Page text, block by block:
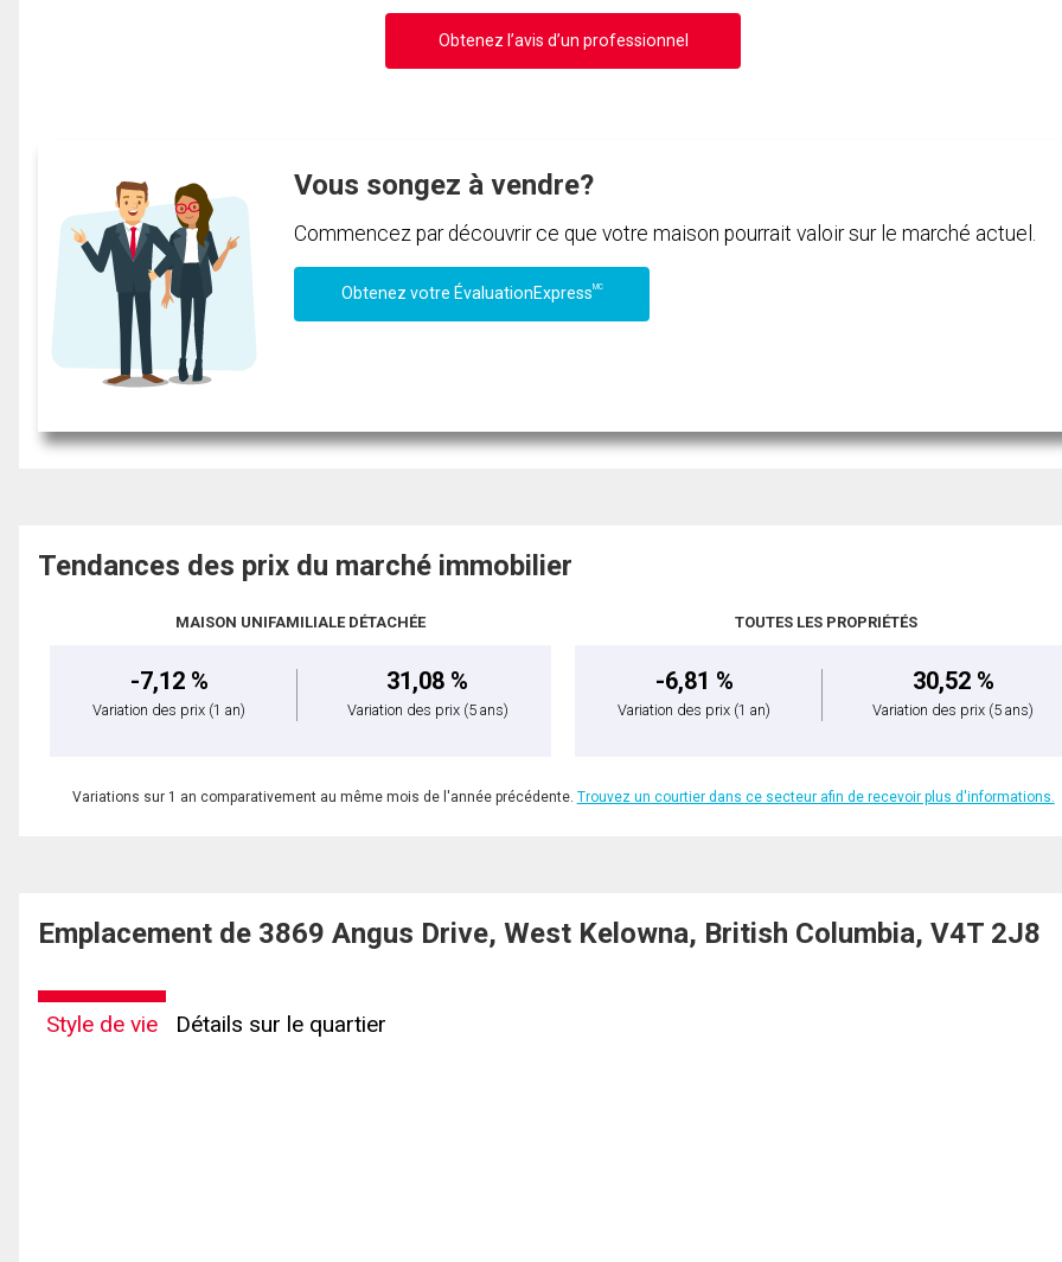
Obtenez l’avis d’un professionnel
Vous songez à vendre?
Commencez par découvrir ce que votre maison pourrait valoir sur le marché actuel.
Obtenez votre ÉvaluationExpressMC
Tendances des prix du marché immobilier
MAISON UNIFAMILIALE DÉTACHÉE
-7,12 %
Variation des prix (1 an)
31,08 %
Variation des prix (5 ans)
TOUTES LES PROPRIÉTÉS
-6,81 %
Variation des prix (1 an)
30,52 %
Variation des prix (5 ans)
Variations sur 1 an comparativement au même mois de l'année précédente. Trouvez un courtier dans ce secteur afin de recevoir plus d'informations.
Emplacement de 3869 Angus Drive, West Kelowna, British Columbia, V4T 2J8
Style de vie Détails sur le quartier